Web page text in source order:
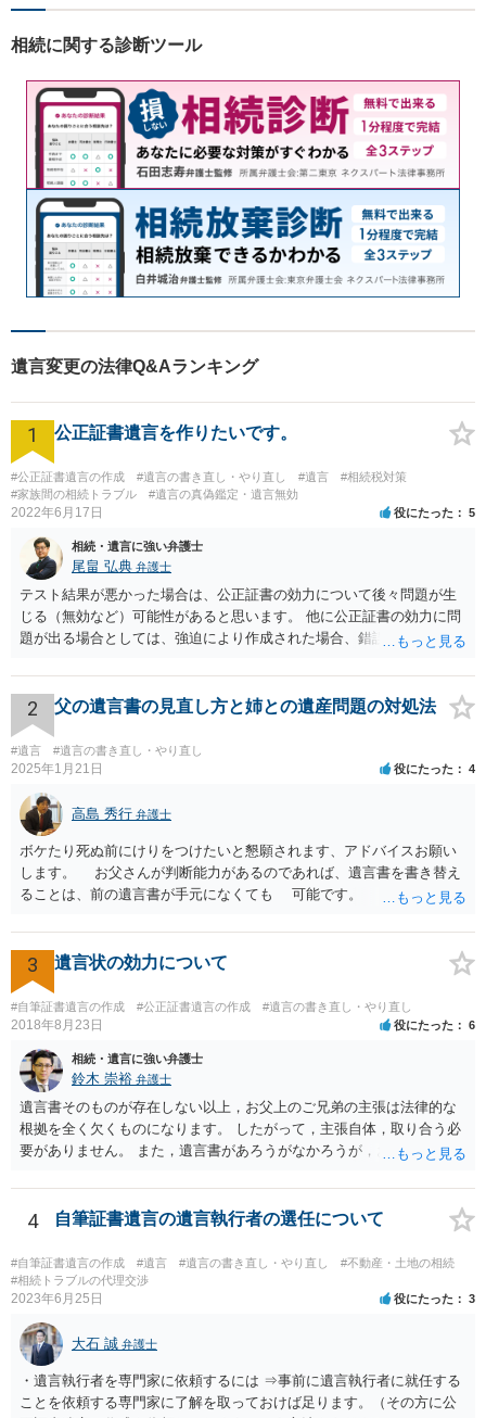
相続、離婚・男女問題、交通
います。 ぜひご相談くださ
い。
相続に関する診断ツール
遺言変更の法律Q&Aランキング
1 公正証書遺言を作りたいです。
#公正証書遺言の作成 #遺言の書き直し・やり直し #遺言
#相続税対策
#家族間の相続トラブル
#遺言の真偽鑑定・遺言無効
2022年6月17日 役にたった 5
相続・遺言に強い弁護士
尾畠 弘典 弁護士
テスト結果が悪かった場合は、公正証書の効力について後々問題が生
じる（無効など）可能性があると思います。 他に公正証書の効力に問
題が出る場合としては、強迫により作成された場合、錯誤（勘違い）
すが、弁護士に作成を依頼する場合は、１０～数十万円程度になるケ
ースが多いと思います。 報酬体系は、弁護士ごとに異なりますので一
律の基準はありません。
2 父の遺言書の見直し方と姉との遺産問題の対処法
#遺言 #遺言の書き直し・やり直し
2025年1月21日 役にたった 4
高島 秀行 弁護士
ボケたり死ぬ前にけりをつけたいと懇願されます、アドバイスお願い
します。 お父さんが判断能力があるのであれば、遺言書を書き替え
ることは、前の遺言書が手元になくても 可能です。 将来遺言の効
してもらって 診断書を取得して、公証役場へ行って公正証書遺言を
作成するのがよいと思います。 将来争われることが見込まれること
から、弁護士に依頼して手続きを進めた方がよいと思います。
3 遺言状の効力について
#自筆証書遺言の作成 #公正証書遺言の作成 #遺言の書き直し・やり直し
2018年8月23日 役にたった 6
相続・遺言に強い弁護士
鈴木 崇裕 弁護士
遺言書そのものが存在しない以上，お父上のご兄弟の主張は法律的な
根拠を全く欠くものになります。 したがって，主張自体，取り合う必
要がありません。 また，遺言書があろうがなかろうが，お父上のご兄
ご回答にもありますが， 代理人弁護士をたてて，その弁護士から相手
方に対して， ・相続に関する主張は法的根拠がなく，一切応じないこ
と ・今後一切の連絡をしてこないでほしいこと ・連絡を継続してくる
ようであれば警察への通報や法的措置も辞さないこと などを記載した
書面を発送してもらうことがよろしいように思います。
4 自筆証書遺言の遺言執行者の選任について
#自筆証書遺言の作成 #遺言 #遺言の書き直し・やり直し
#不動産・土地の相続
#相続トラブルの代理交渉
2023年6月25日 役にたった 3
大石 誠 弁護士
・遺言執行者を専門家に依頼するには ⇒事前に遺言執行者に就任する
ことを依頼する専門家に了解を取っておけば足ります。（その方に公